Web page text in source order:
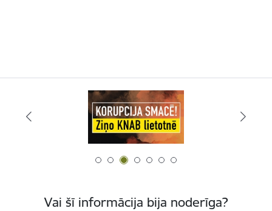
Vai šī informācija bija noderīga?